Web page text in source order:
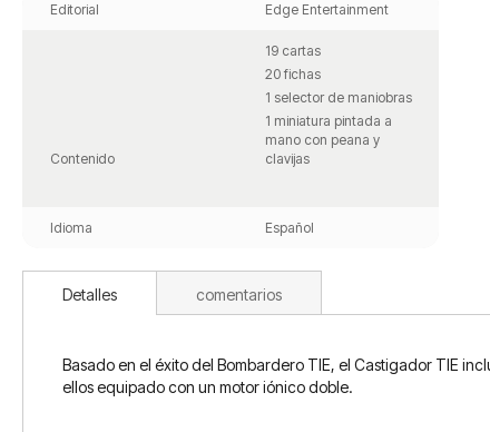
comienzo
Editorial Edge Entertainment
Contenido
19 cartas
20 fichas
1 selector de maniobras
1 miniatura pintada a
mano con peana y
clavijas
Idioma Español
Detalles
Basado en el éxito del Bombardero TIE, el Castigador TIE
ellos equipado con un motor iónico doble.
comentarios